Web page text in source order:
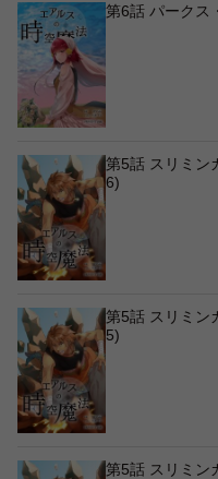
第6話 パークス
第5話 スリミン
6)
第5話 スリミン
5)
第5話 スリミン